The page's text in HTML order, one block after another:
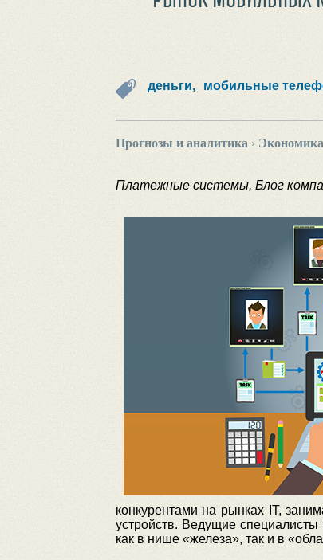
деньги, мобильные
Прогнозы и аналитика › Экономика
Платежные системы, Блог
конкурентами на рынках IT,
устройств. Ведущие
как в нише «железа», так и в